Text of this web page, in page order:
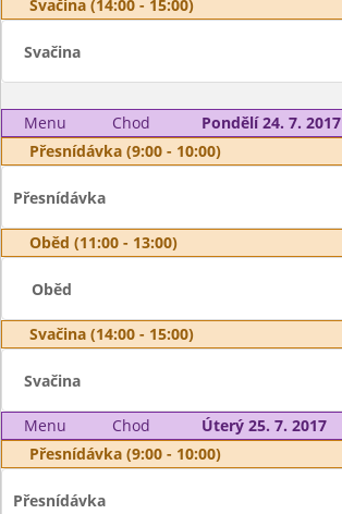
Svačina (14:00 - 15:00)
Svačina
Menu Chod
Pondělí 24. 7. 2017
Přesnídávka (9:00 - 10:00)
Přesnídávka
Oběd (11:00 - 13:00)
Oběd
Svačina (14:00 - 15:00)
Svačina
Menu Chod
Úterý 25. 7. 2017
Přesnídávka (9:00 - 10:00)
Přesnídávka